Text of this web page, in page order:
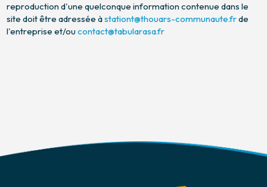
reproduction d'une quelconque information contenue dans le
site doit être adressée àstationt@thouars-communaute.frde
l'entreprise et/oucontact@tabularasa.fr